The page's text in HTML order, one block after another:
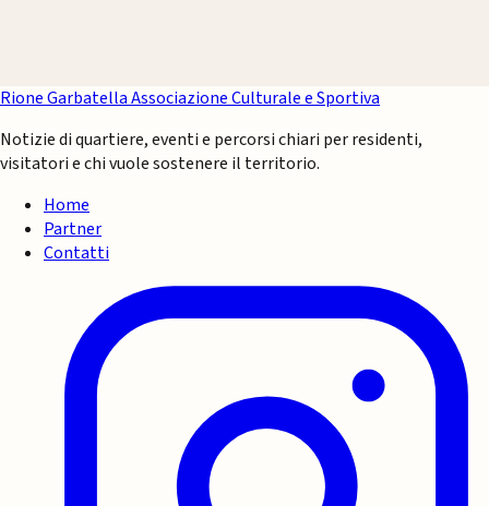
Rione GarbatellaAssociazione Culturale e Sportiva
Notizie di quartiere, eventi e percorsi chiari per residenti,
visitatori e chi vuole sostenere il territorio.
Home
Partner
Contatti